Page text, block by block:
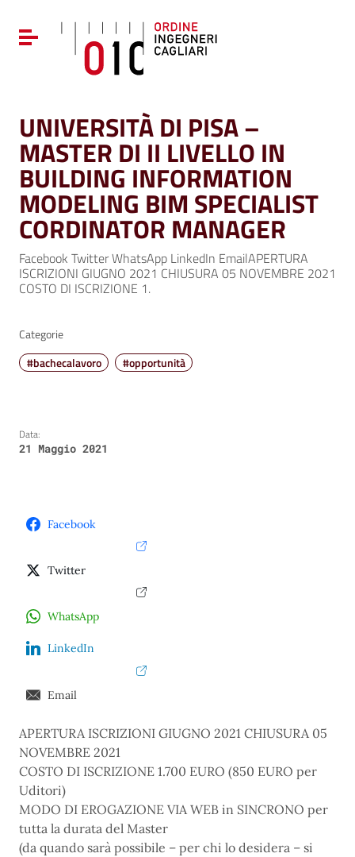
Vai al menu di navigazione
Vai al footer
Attiva / disattiva la navigazione
UNIVERSITÀ DI PISA –
MASTER DI II LIVELLO IN
BUILDING INFORMATION
MODELING BIM SPECIALIST
CORDINATOR MANAGER
Facebook Twitter WhatsApp LinkedIn EmailAPERTURA
ISCRIZIONI GIUGNO 2021 CHIUSURA 05 NOVEMBRE 2021
COSTO DI ISCRIZIONE 1.
Categorie
#bachecalavoro
#opportunità
Data:
21 Maggio 2021
Facebook
Twitter
WhatsApp
LinkedIn
Email
APERTURA ISCRIZIONI GIUGNO 2021 CHIUSURA 05
NOVEMBRE 2021
COSTO DI ISCRIZIONE 1.700 EURO (850 EURO per
Uditori)
MODO DI EROGAZIONE VIA WEB in SINCRONO per
tutta la durata del Master
(da quando sarà possibile – per chi lo desidera – si